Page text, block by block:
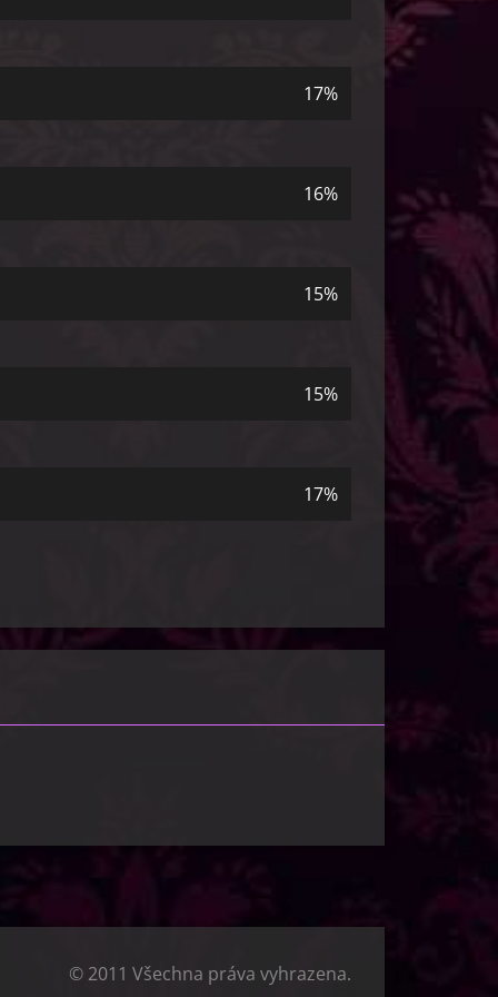
17%
16%
15%
15%
17%
© 2011 Všechna práva vyhrazena.